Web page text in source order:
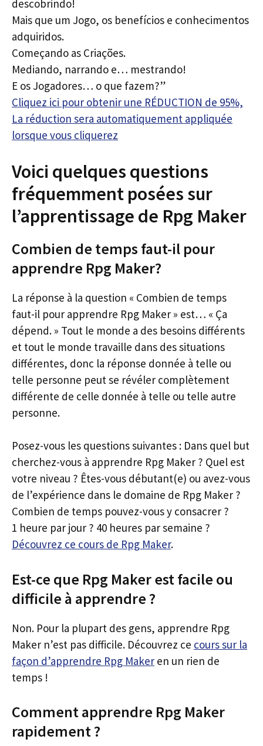
descobrindo!
Mais que um Jogo, os benefícios e conhecimentos
adquiridos.
Começando as Criações.
Mediando, narrando e… mestrando!
E os Jogadores… o que fazem?”
Cliquez ici pour obtenir une RÉDUCTION de 95%,
La réduction sera automatiquement appliquée
lorsque vous cliquerez
Voici quelques questions
fréquemment posées sur
l’apprentissage de Rpg Maker
Combien de temps faut-il pour
apprendre Rpg Maker?
La réponse à la question « Combien de temps
faut-il pour apprendre Rpg Maker » est… « Ça
dépend. » Tout le monde a des besoins différents
et tout le monde travaille dans des situations
différentes, donc la réponse donnée à telle ou
telle personne peut se révéler complètement
différente de celle donnée à telle ou telle autre
personne.
Posez-vous les questions suivantes : Dans quel but
cherchez-vous à apprendre Rpg Maker ? Quel est
votre niveau ? Êtes-vous débutant(e) ou avez-vous
de l’expérience dans le domaine de Rpg Maker ?
Combien de temps pouvez-vous y consacrer ?
1 heure par jour ? 40 heures par semaine ?
Découvrez ce cours de Rpg Maker.
Est-ce que Rpg Maker est facile ou
difficile à apprendre ?
Non. Pour la plupart des gens, apprendre Rpg
Maker n’est pas difficile. Découvrez ce cours sur la
façon d’apprendre Rpg Maker en un rien de
temps !
Comment apprendre Rpg Maker
rapidement ?